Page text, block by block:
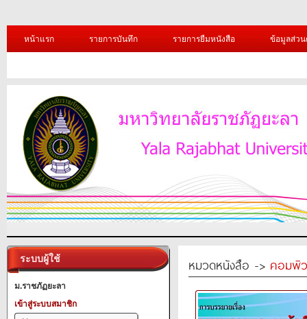
หน้าแรก รายการบันทึก รายการยืมหนังสือ ข้อมูลส่ว
ระบบผู้ใช้
ม.ราชภัฏยะลา
เข้าสู่ระบบสมาชิก
หมวดหนังสือ -> คอมพิ